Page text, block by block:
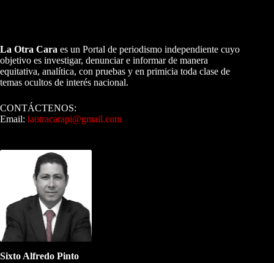
La Otra Cara es un Portal de periodismo independiente cuyo
objetivo es investigar, denunciar e informar de manera
equitativa, analítica, con pruebas y en primicia toda clase de
temas ocultos de interés nacional.
CONTÁCTENOS:
Email: laotracarapi@gmail.com
Sixto Alfredo Pinto